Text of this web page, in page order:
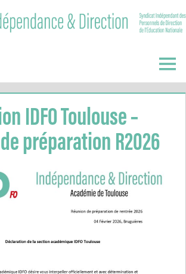
Menu
IDFO Toulouse –
préparation R2026